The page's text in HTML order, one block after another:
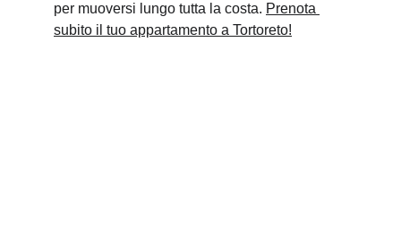
per muoversi lungo tutta la costa. Prenota
subito il tuo appartamento a Tortoreto!